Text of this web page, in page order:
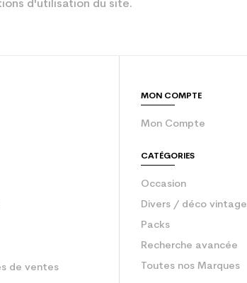
d'utilisation du site.
de ventes
MON COMPTE
Mon Compte
CATÉGORIES
Occasion
Divers / déco vintage
Packs
Recherche avancée
Toutes nos Marques